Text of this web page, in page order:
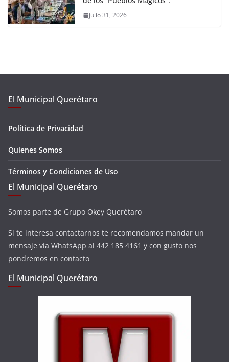
julio 31, 2026
El Municipal Querétaro
Política de Privacidad
Quienes Somos
Términos y Condiciones de Uso
El Municipal Querétaro
Somos parte de Grupo Okey Querétaro
Si te interesa contactarnos te recomendamos mandar un
mensaje vía WhatsApp al 442 185 4161 y con gusto nos
pondremos en contacto
El Municipal Querétaro